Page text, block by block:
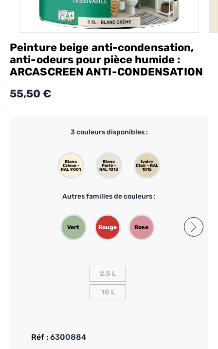
Peinture beige anti-condensation,
anti-odeurs pour pièce humide :
ARCASCREEN ANTI-CONDENSATION
55,50 €
Réf : 6300884
2.5 L
10 L
3couleurs disponibles :
Blanc
Crème -
RAL 9001
Blanc
Perlé -
RAL 1013
Ivoire
Clair - RAL
1015
Autres familles de couleurs :
Vert Rouge Rose